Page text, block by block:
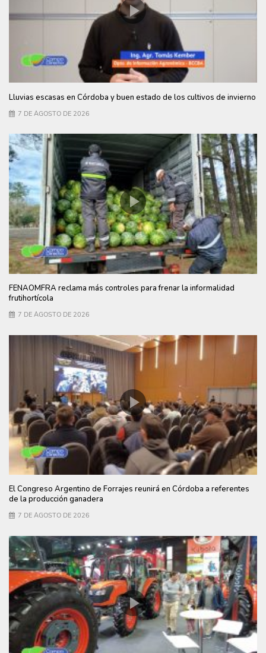
Lluvias escasas en Córdoba y buen estado de los cultivos de invierno
7 DE AGOSTO DE 2026
FENAOMFRA reclama más controles para frenar la informalidad
frutihortícola
7 DE AGOSTO DE 2026
El Congreso Argentino de Forrajes reunirá en Córdoba a referentes
de la producción ganadera
7 DE AGOSTO DE 2026